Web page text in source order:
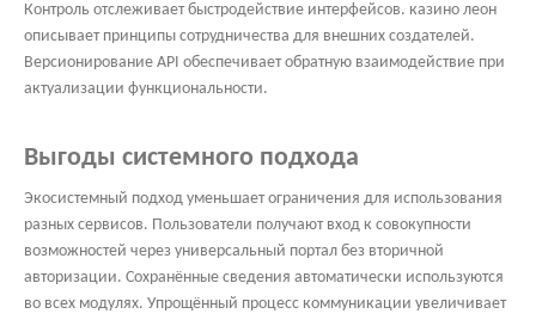
Контроль отслеживает быстродействие интерфейсов. казино леон
описывает принципы сотрудничества для внешних создателей.
Версионирование API обеспечивает обратную взаимодействие при
актуализации функциональности.
Выгоды системного подхода
Экосистемный подход уменьшает ограничения для использования
разных сервисов. Пользователи получают вход к совокупности
возможностей через универсальный портал без вторичной
авторизации. Сохранённые сведения автоматически используются
во всех модулях. Упрощённый процесс коммуникации увеличивает